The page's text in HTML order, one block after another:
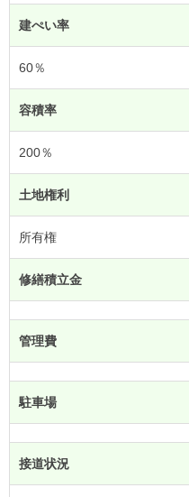
建ぺい率
60％
容積率
200％
土地権利
所有権
修繕積立金
管理費
駐車場
接道状況